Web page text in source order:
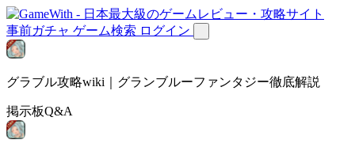
事前ガチャ ゲーム検索 ログイン
グラブル攻略wiki｜グランブルーファンタジー徹底解説
掲示板Q&A